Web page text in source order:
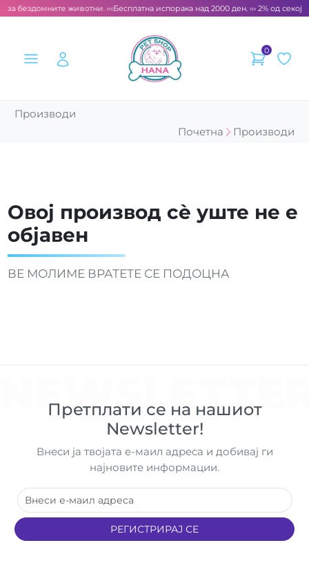
за бездомните животни. ‹‹‹Бесплатна испорака над 2000 ден. ››› 2% од
0
Производи
Почетна
Производи
Овој производ сè уште не е
објавен
ВЕ МОЛИМЕ ВРАТЕТЕ СЕ ПОДОЦНА
Претплати се на нашиот
Newsletter!
Внеси ја твојата е-маил адреса и добивај ги
најновите информации.
РЕГИСТРИРАЈ СЕ